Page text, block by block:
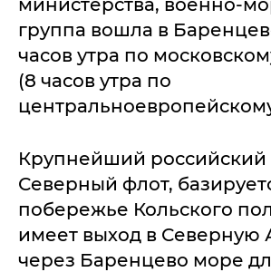
министерства, военно-
группа вошла в
часов утра по
(8 часов утра по
Крупнейший российский
Северный флот,
побережье Кольского
имеет выход в Северную
через Баренцево море